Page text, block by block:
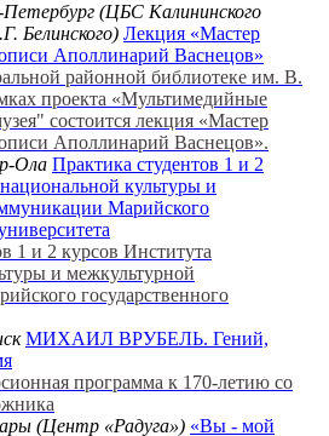
(ЦБС Калининского
Белинского) Лекция «Мастер
Аполлинарий Васнецов»
районной библиотеке им. В.
проекта «Мультимедийные
состоится лекция «Мастер
Аполлинарий Васнецов».
Ола Практика студентов 1 и 2
культуры и
Марийского
1 и 2 курсов Института
и межкультурной
государственного
МИХАИЛ ВРУБЕЛЬ. Гений,
программа к 170-летию со
(Центр «Радуга») «Вы - мой